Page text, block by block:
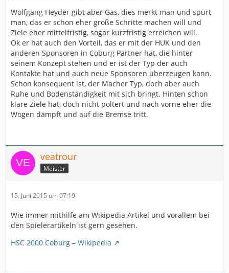
Wolfgang Heyder gibt aber Gas, dies merkt man und spürt
man, das er schon eher große Schritte machen will und
Ziele eher mittelfristig, sogar kurzfristig erreichen will.
Ok er hat auch den Vorteil, das er mit der HUK und den
anderen Sponsoren in Coburg Partner hat, die hinter
seinem Konzept stehen und er ist der Typ der auch
Kontakte hat und auch neue Sponsoren überzeugen kann.
Schon konsequent ist, der Macher Typ, doch aber auch
Ruhe und Bodenständigkeit mit sich bringt. Hinten schon
klare Ziele hat, doch nicht poltert und nach vorne eher die
Wogen dämpft und auf die Bremse tritt.
veatrour
Meister
15. Juni 2015 um 07:19
Wie immer mithilfe am Wikipedia Artikel und vorallem bei
den Spielerartikeln ist gern gesehen.
HSC 2000 Coburg – Wikipedia